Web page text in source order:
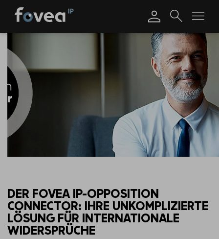
Skip
content
DER FOVEA IP-OPPOSITION
CONNECTOR: IHRE UNKOMPLIZIERTE
LÖSUNG FÜR INTERNATIONALE
WIDERSPRÜCHE